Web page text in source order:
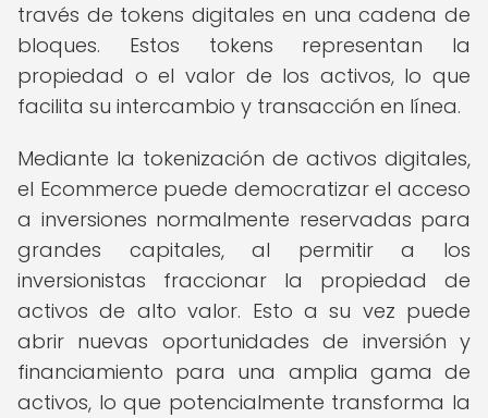
través de tokens digitales en una cadena de
bloques. Estos tokens representan la
propiedad o el valor de los activos, lo que
facilita su intercambio y transacción en línea.
Mediante la tokenización de activos digitales,
el Ecommerce puede democratizar el acceso
a inversiones normalmente reservadas para
grandes capitales, al permitir a los
inversionistas fraccionar la propiedad de
activos de alto valor. Esto a su vez puede
abrir nuevas oportunidades de inversión y
financiamiento para una amplia gama de
activos, lo que potencialmente transforma la